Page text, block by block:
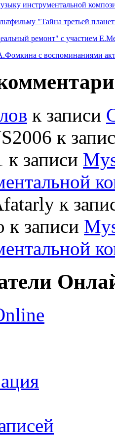
инструментальной
"Тайна третьей
ремонт" с участием
с воспоминаниями
к записи
к
к записи
к
к записи